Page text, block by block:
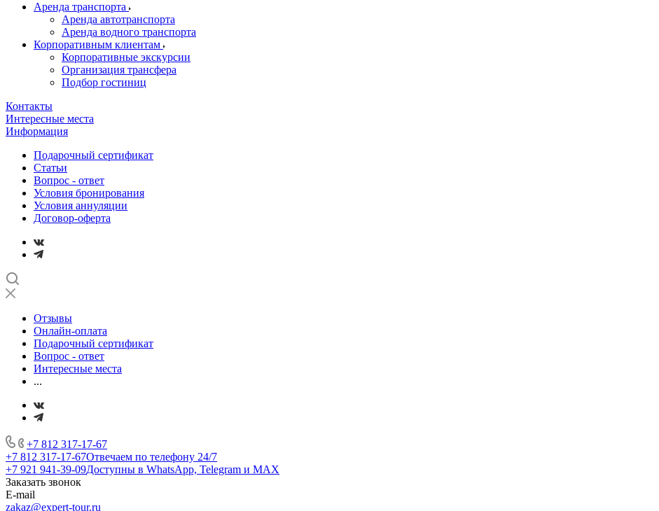
Аренда транспорта
Аренда автотранспорта
Аренда водного транспорта
Корпоративным клиентам
Корпоративные экскурсии
Организация трансфера
Подбор гостиниц
Контакты
Интересные места
Информация
Подарочный сертификат
Статьи
Вопрос - ответ
Условия бронирования
Условия аннуляции
Договор-оферта
Отзывы
Онлайн-оплата
Подарочный сертификат
Вопрос - ответ
Интересные места
...
+7 812 317-17-67
+7 812 317-17-67Отвечаем по телефону 24/7
+7 921 941-39-09Доступны в WhatsApp, Telegram и MAX
Заказать звонок
E-mail
zakaz@expert-tour.ru